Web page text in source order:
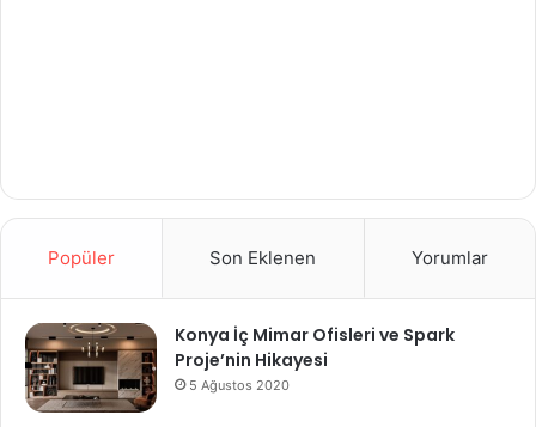
Popüler Son Eklenen Yorumlar
Konya İç Mimar Ofisleri ve Spark
Proje’nin Hikayesi
5 Ağustos 2020